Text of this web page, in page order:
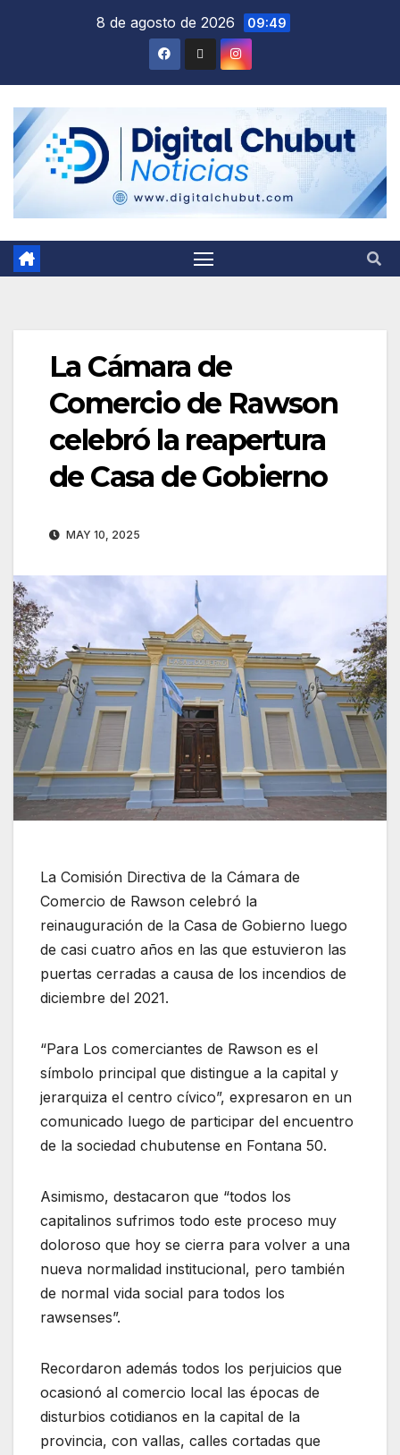
8 de agosto de 2026 09:49
La Cámara de
Comercio de Rawson
celebró la reapertura
de Casa de Gobierno
MAY 10, 2025
La Comisión Directiva de la Cámara de
Comercio de Rawson celebró la
reinauguración de la Casa de Gobierno luego
de casi cuatro años en las que estuvieron las
puertas cerradas a causa de los incendios de
diciembre del 2021.
“Para Los comerciantes de Rawson es el
símbolo principal que distingue a la capital y
jerarquiza el centro cívico”, expresaron en un
comunicado luego de participar del encuentro
de la sociedad chubutense en Fontana 50.
Asimismo, destacaron que “todos los
capitalinos sufrimos todo este proceso muy
doloroso que hoy se cierra para volver a una
nueva normalidad institucional, pero también
de normal vida social para todos los
rawsenses”.
Recordaron además todos los perjuicios que
ocasionó al comercio local las épocas de
disturbios cotidianos en la capital de la
provincia, con vallas, calles cortadas que